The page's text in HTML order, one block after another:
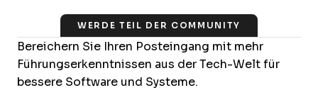
WERDE TEIL DER COMMUNITY
Bereichern Sie Ihren Posteingang mit mehr
Führungserkenntnissen aus der Tech-Welt für
bessere Software und Systeme.